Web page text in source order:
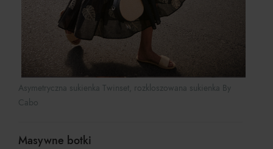
Asymetryczna sukienka Twinset, rozkloszowana sukienka By
Cabo
Masywne botki